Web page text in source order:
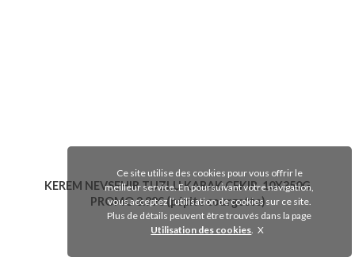
KEREM NEVSEHIR TUZLU KABAK CEKIR. 10X350G
PROMO 3.99€ (pépite courgette)
Ce site utilise des cookies pour vous offrir le
meilleur service. En poursuivant votre navigation,
vous acceptez l’utilisation de cookies sur ce site.
Plus de détails peuvent être trouvés dans la page
Utilisation des cookies.